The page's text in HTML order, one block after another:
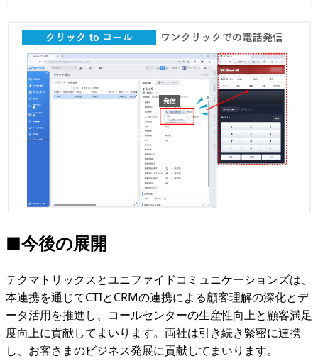
■今後の展開
テクマトリックスとユニファイドコミュニケーションズは、
本連携を通じてCTIとCRMの連携による顧客理解の深化とデ
ータ活用を推進し、コールセンターの生産性向上と顧客満足
度向上に貢献してまいります。両社は引き続き緊密に連携
し、お客さまのビジネス発展に貢献してまいります。